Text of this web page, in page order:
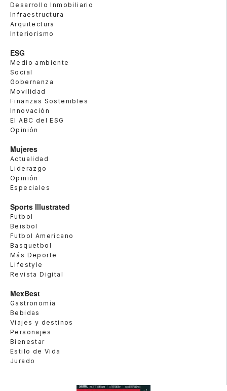
Desarrollo Inmobiliario
Infraestructura
Arquitectura
Interiorismo
ESG
Medio ambiente
Social
Gobernanza
Movilidad
Finanzas Sostenibles
Innovación
El ABC del ESG
Opinión
Mujeres
Actualidad
Liderazgo
Opinión
Especiales
Sports Illustrated
Futbol
Beisbol
Futbol Americano
Basquetbol
Más Deporte
Lifestyle
Revista Digital
MexBest
Gastronomía
Bebidas
Viajes y destinos
Personajes
Bienestar
Estilo de Vida
Jurado